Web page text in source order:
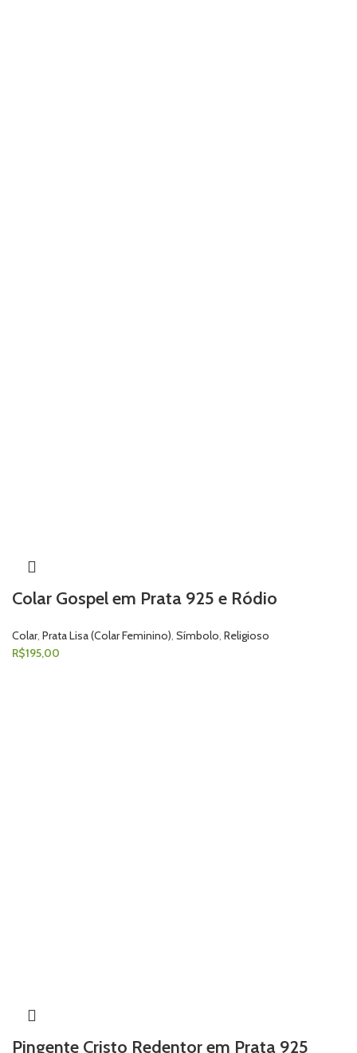
Colar Gospel em Prata 925 e Ródio
Colar, Prata Lisa (Colar Feminino) Símbolo Religioso
R$195,00
Pingente Cristo Redentor em Prata 925